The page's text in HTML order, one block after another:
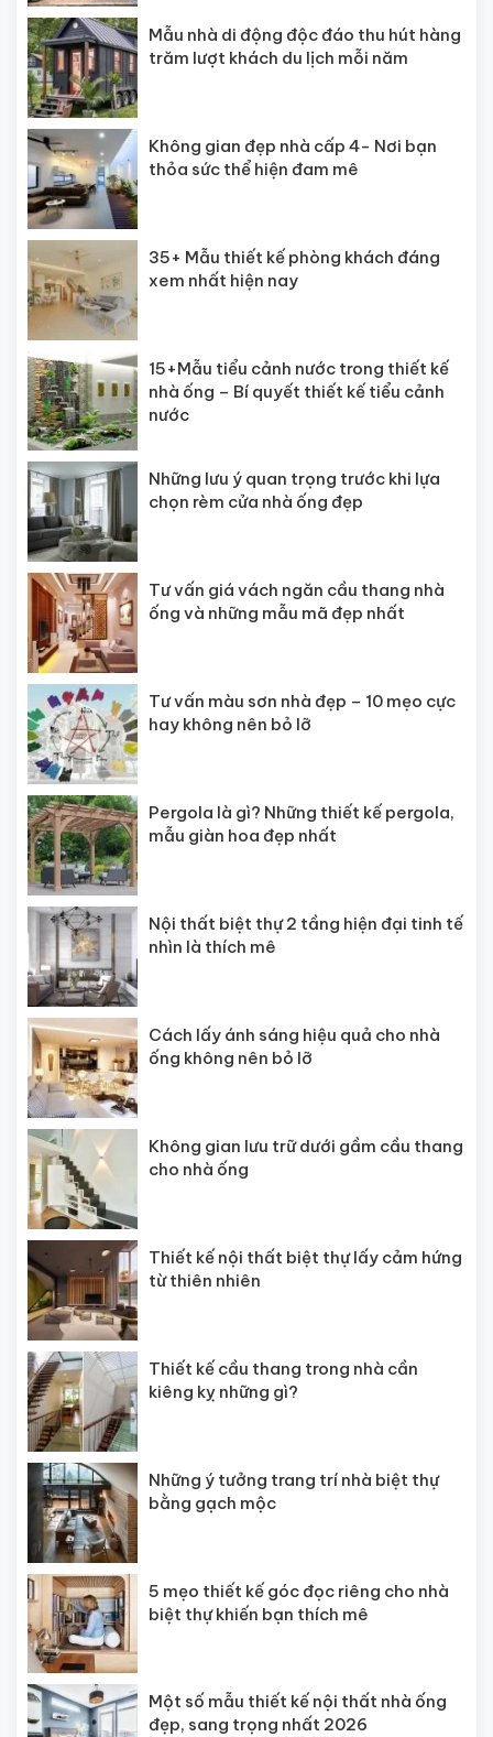
Mẫu nhà di động độc đáo thu hút hàng
trăm lượt khách du lịch mỗi năm
Không gian đẹp nhà cấp 4- Nơi bạn
thỏa sức thể hiện đam mê
35+ Mẫu thiết kế phòng khách đáng
xem nhất hiện nay
15+Mẫu tiểu cảnh nước trong thiết kế
nhà ống – Bí quyết thiết kế tiểu cảnh
nước
Những lưu ý quan trọng trước khi lựa
chọn rèm cửa nhà ống đẹp
Tư vấn giá vách ngăn cầu thang nhà
ống và những mẫu mã đẹp nhất
Tư vấn màu sơn nhà đẹp – 10 mẹo cực
hay không nên bỏ lỡ
Pergola là gì? Những thiết kế pergola,
mẫu giàn hoa đẹp nhất
Nội thất biệt thự 2 tầng hiện đại tinh tế
nhìn là thích mê
Cách lấy ánh sáng hiệu quả cho nhà
ống không nên bỏ lỡ
Không gian lưu trữ dưới gầm cầu thang
cho nhà ống
Thiết kế nội thất biệt thự lấy cảm hứng
từ thiên nhiên
Thiết kế cầu thang trong nhà cần
kiêng kỵ những gì?
Những ý tưởng trang trí nhà biệt thự
bằng gạch mộc
5 mẹo thiết kế góc đọc riêng cho nhà
biệt thự khiến bạn thích mê
Một số mẫu thiết kế nội thất nhà ống
đẹp, sang trọng nhất 2026